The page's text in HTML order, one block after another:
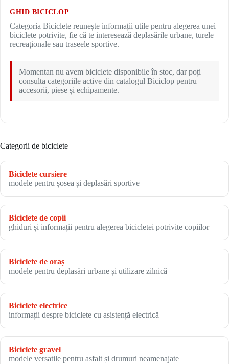
GHID BICICLOP
Categoria Biciclete reunește informații utile pentru alegerea unei
biciclete potrivite, fie că te interesează deplasările urbane, turele
recreaționale sau traseele sportive.
Momentan nu avem biciclete disponibile în stoc, dar poți
consulta categoriile active din catalogul Biciclop pentru
accesorii, piese și echipamente.
Categorii de biciclete
Biciclete cursiere
modele pentru șosea și deplasări sportive
Biciclete de copii
ghiduri și informații pentru alegerea bicicletei potrivite copiilor
Biciclete de oraș
modele pentru deplasări urbane și utilizare zilnică
Biciclete electrice
informații despre biciclete cu asistență electrică
Biciclete gravel
modele versatile pentru asfalt și drumuri neamenajate